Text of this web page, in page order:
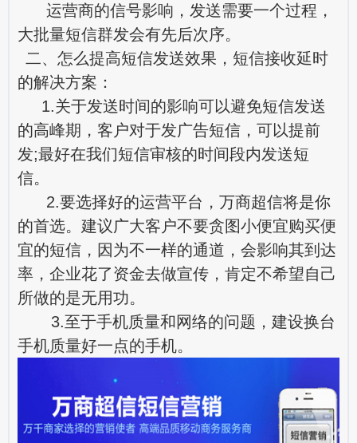
运营商的信号影响，发送需要一个过程，
大批量短信群发会有先后次序。
二、怎么提高短信发送效果，短信接收延时
的解决方案：
1.关于发送时间的影响可以避免短信发送
的高峰期，客户对于发广告短信 ，可以提前
发;最好在我们短信审核的时间段内发送短
信。
2.要选择好的运营平台，万商超信将是你
的首选。建议广大客户不要贪图小便宜购买便
宜的短信，因为不一样的通道，会影响其到达
率，企业花了资金去做宣传，肯定不希望自己
所做的是无用功。
3.至于手机质量和网络的问题，建设换台
手机质量好一点的手机。